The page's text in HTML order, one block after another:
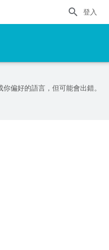
登入
偏好的語言，但可能會出錯。